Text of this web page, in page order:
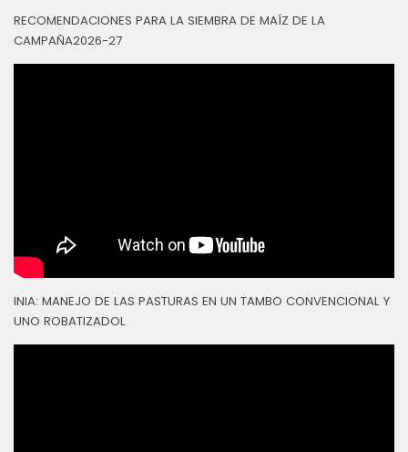
RECOMENDACIONES PARA LA SIEMBRA DE MAÍZ DE LA
CAMPAÑA2026-27
INIA: MANEJO DE LAS PASTURAS EN UN TAMBO CONVENCIONAL Y
UNO ROBATIZADOL